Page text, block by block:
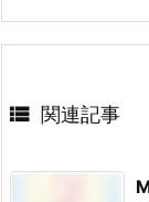
 関連記事